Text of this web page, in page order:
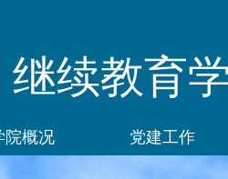
继续教育
院概况 党建工作